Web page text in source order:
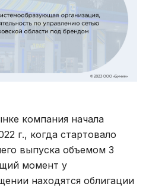
компания начала
г., когда стартовало
выпуска объемом 3
момент у
находятся облигации